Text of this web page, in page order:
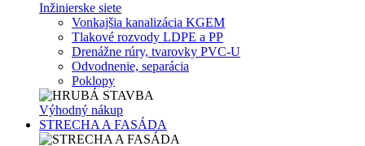
Inžinierske siete
Vonkajšia kanalizácia KGEM
Tlakové rozvody LDPE a PP
Drenážne rúry, tvarovky PVC-U
Odvodnenie, separácia
Poklopy
Výhodný nákup
STRECHA A FASÁDA